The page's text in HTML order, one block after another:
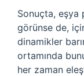
Sonuçta, eşya
görünse de,
dinamikler
ortamında
her zaman